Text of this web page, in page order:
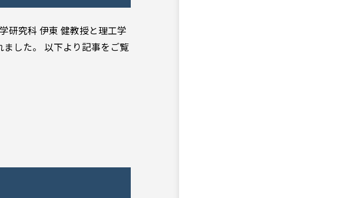
研究科 伊東 健教授と理工学
した。 以下より記事をご覧